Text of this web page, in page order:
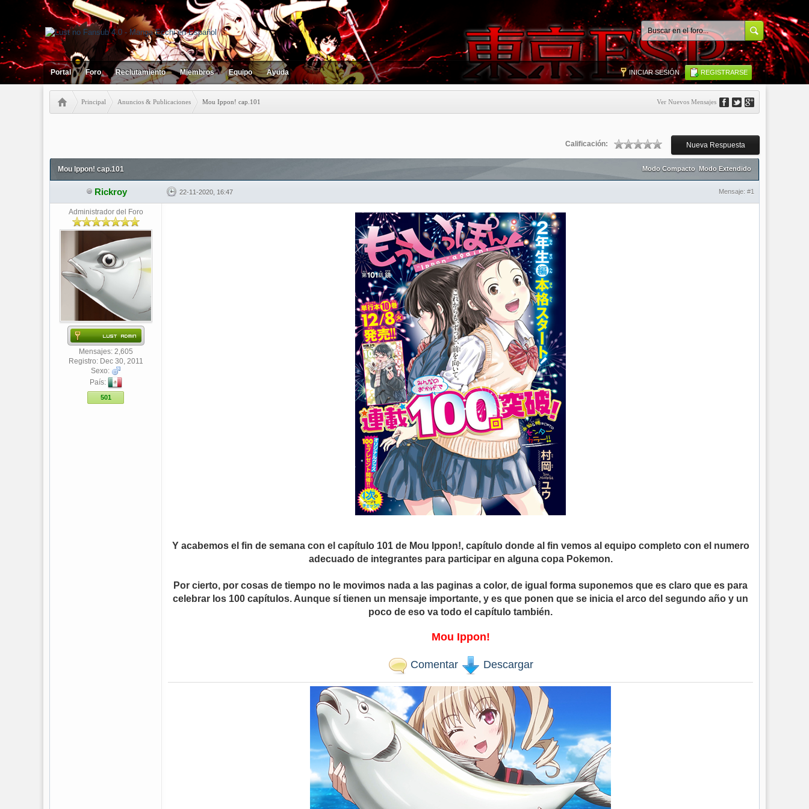
Portal Foro Reclutamiento Miembros Equipo Ayuda INICIAR SESIÓN REGISTRARSE
Principal Anuncios & Publicaciones Mou Ippon! cap.101 Ver Nuevos Mensajes
Nueva Respuesta
Calificación:
Modo Compacto Modo Extendido
Mou Ippon! cap.101
Rickroy 22-11-2020, 16:47 Mensaje: #1
Administrador del Foro
Mensajes: 2,605
Registro: Dec 30, 2011
Sexo:
País:
501
Y acabemos el fin de semana con el capítulo 101 de Mou Ippon!, capítulo donde al fin vemos al equipo completo con el numero
adecuado de integrantes para participar en alguna copa Pokemon.
Por cierto, por cosas de tiempo no le movimos nada a las paginas a color, de igual forma suponemos que es claro que es para
celebrar los 100 capítulos. Aunque sí tienen un mensaje importante, y es que ponen que se inicia el arco del segundo año y un
poco de eso va todo el capítulo también.
Mou Ippon!
Comentar Descargar